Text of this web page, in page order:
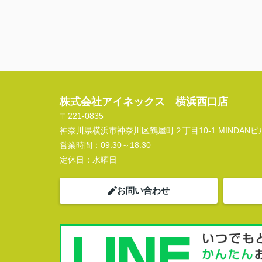
株式会社アイネックス 横浜西口店
〒221-0835
神奈川県横浜市神奈川区鶴屋町２丁目10-1 MINDANビ
営業時間： 09:30～18:30
定休日： 水曜日
お問い合わせ